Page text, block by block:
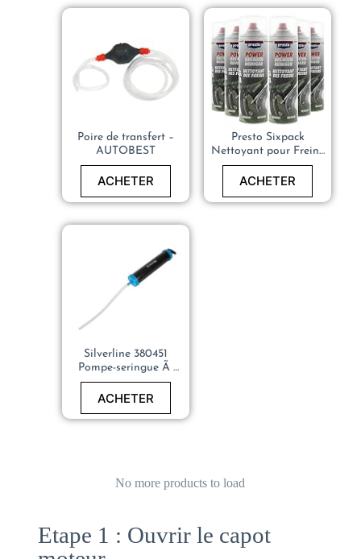
Poire de transfert –
AUTOBEST
ACHETER
Presto Sixpack
Nettoyant pour Freins
Power
ACHETER
Silverline 380451
Pompe-seringue Ã
Huile 500 cm3
ACHETER
No more products to load
Etape 1 : Ouvrir le capot